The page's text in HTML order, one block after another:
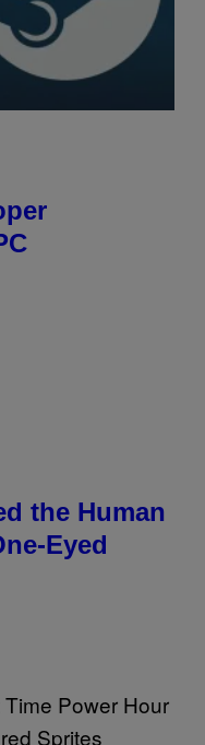
the Human
Eyed